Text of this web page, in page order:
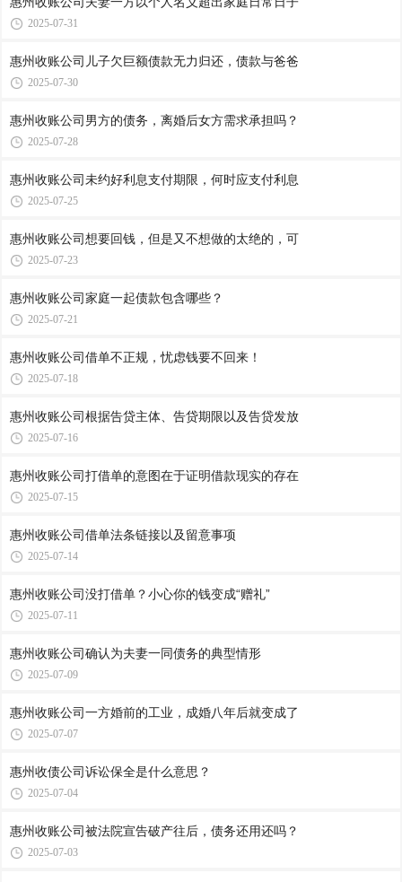
2025-07-31
惠州收账公司​儿子欠巨额债款无力归还，债款与爸爸
2025-07-30
惠州收账公司​男方的债务，离婚后女方需求承担吗？
2025-07-28
惠州收账公司​未约好利息支付期限，何时应支付利息
2025-07-25
惠州收账公司​想要回钱，但是又不想做的太绝的，可
2025-07-23
惠州收账公司​家庭一起债款包含哪些？
2025-07-21
惠州收账公司​借单不正规，忧虑钱要不回来！
2025-07-18
惠州收账公司​根据告贷主体、告贷期限以及告贷发放
2025-07-16
惠州收账公司​打借单的意图在于证明借款现实的存在
2025-07-15
惠州收账公司​借单法条链接以及留意事项
2025-07-14
惠州收账公司​没打借单？小心你的钱变成“赠礼”
2025-07-11
惠州收账公司​确认为夫妻一同债务的典型情形
2025-07-09
惠州收账公司​一方婚前的工业，成婚八年后就变成了
2025-07-07
惠州收债公司​诉讼保全是什么意思？
2025-07-04
惠州收账公司被法院宣告破产往后，债务还用还吗？
2025-07-03